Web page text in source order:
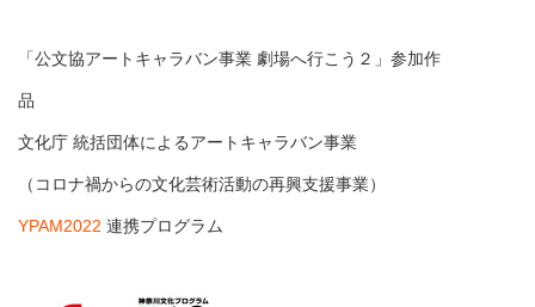
「公文協アートキャラバン事業 劇場へ行こう２」参加作
品
文化庁 統括団体によるアートキャラバン事業
（コロナ禍からの文化芸術活動の再興支援事業）
YPAM2022 連携プログラム